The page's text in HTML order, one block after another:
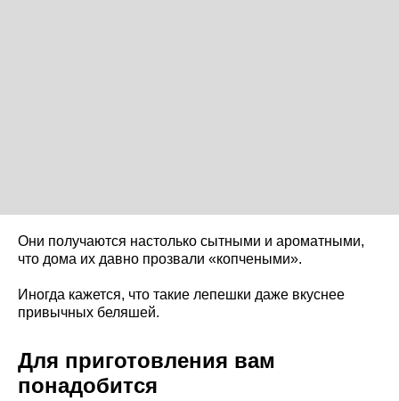
Они получаются настолько сытными и ароматными,
что дома их давно прозвали «копчеными».
Иногда кажется, что такие лепешки даже вкуснее
привычных беляшей.
Для приготовления вам
понадобится